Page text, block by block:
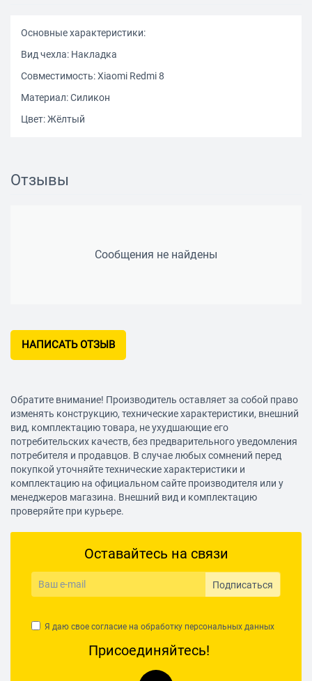
Основные характеристики:
Вид чехла: Накладка
Совместимость: Xiaomi Redmi 8
Материал: Силикон
Цвет: Жёлтый
Отзывы
Сообщения не найдены
НАПИСАТЬ ОТЗЫВ
Обратите внимание! Производитель оставляет за собой право
изменять конструкцию, технические характеристики, внешний
вид, комплектацию товара, не ухудшающие его
потребительских качеств, без предварительного уведомления
потребителя и продавцов. В случае любых сомнений перед
покупкой уточняйте технические характеристики и
комплектацию на официальном сайте производителя или у
менеджеров магазина. Внешний вид и комплектацию
проверяйте при курьере.
Оставайтесь на связи
Подписаться
Я даю свое согласие на обработку персональных данных
Присоединяйтесь!